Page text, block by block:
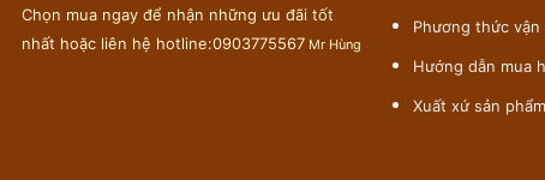
Chọn mua ngay để nhận những ưu đãi tốt
nhất hoặc liên hệ hotline:0903775567 Mr Hùng
Phương thức vận
Hướng dẫn mua
Xuất xứ sản phẩm